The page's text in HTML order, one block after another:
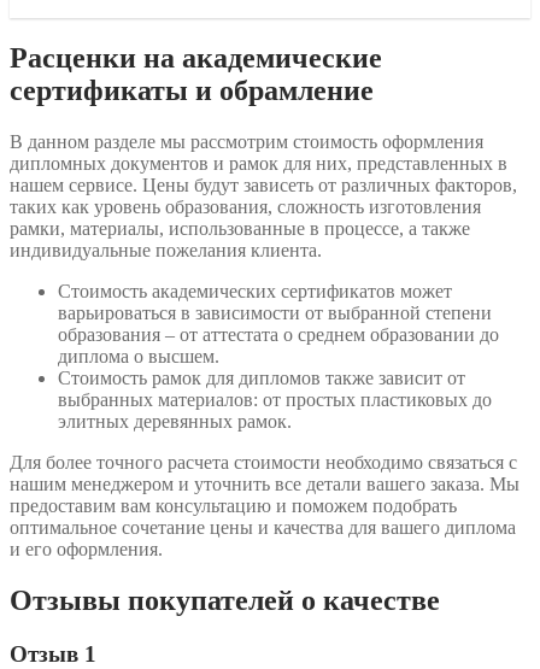
Расценки на академические
сертификаты и обрамление
В данном разделе мы рассмотрим стоимость оформления
дипломных документов и рамок для них, представленных в
нашем сервисе. Цены будут зависеть от различных факторов,
таких как уровень образования, сложность изготовления
рамки, материалы, использованные в процессе, а также
индивидуальные пожелания клиента.
Стоимость академических сертификатов может
варьироваться в зависимости от выбранной степени
образования – от аттестата о среднем образовании до
диплома о высшем.
Стоимость рамок для дипломов также зависит от
выбранных материалов: от простых пластиковых до
элитных деревянных рамок.
Для более точного расчета стоимости необходимо связаться с
нашим менеджером и уточнить все детали вашего заказа. Мы
предоставим вам консультацию и поможем подобрать
оптимальное сочетание цены и качества для вашего диплома
и его оформления.
Отзывы покупателей о качестве
Отзыв 1